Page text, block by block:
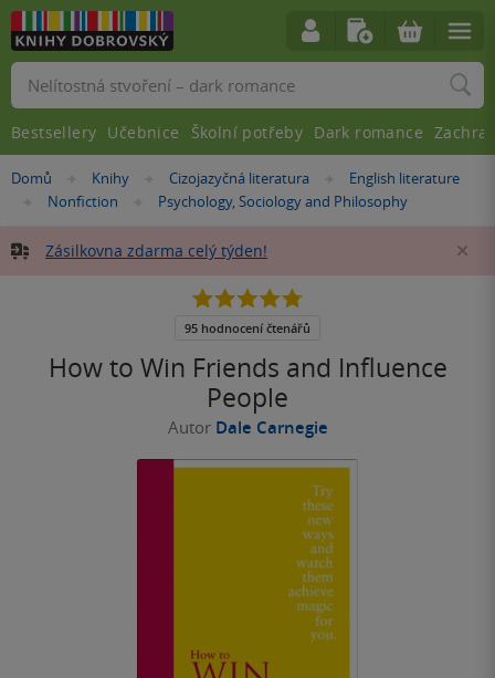
Nacházíte
Domů »Knihy »Cizojazyčná literatura »English literature
»
Nonfiction »Psychology, Sociology and Philosophy
Zásilkovna zdarma celý týden!
How to Win Friends and Influence
People
Autor Dale Carnegie
4.8
5
95 hodnocení čtenářů
Vyhledávání
Bestsellery Učebnice Školní potřeby Dark romance